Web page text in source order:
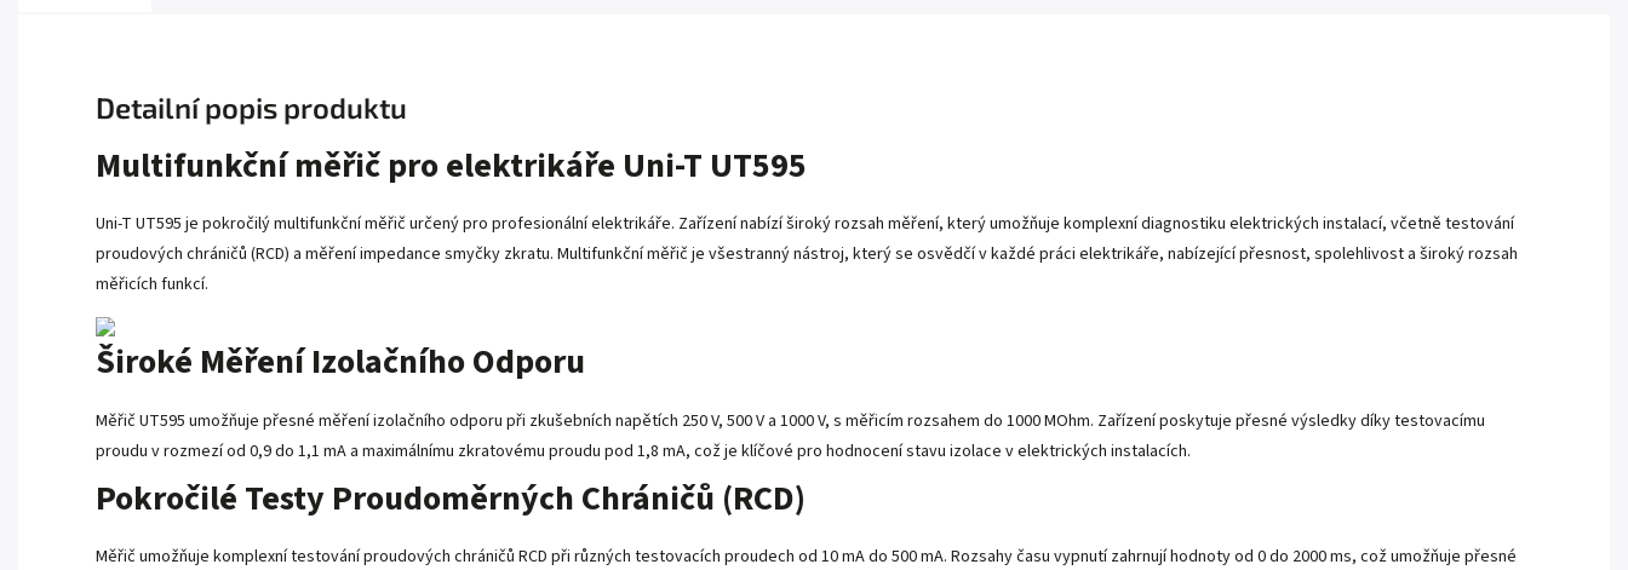
Detailní popis produktu
Multifunkční měřič pro elektrikáře Uni-T UT595
Uni-T UT595 je pokročilý multifunkční měřič určený pro profesionální elektrikáře. Zařízení nabízí široký rozsah měření, který umožňuje komplexní diagnostiku elektrických instalací, včetně testování
proudových chráničů (RCD) a měření impedance smyčky zkratu. Multifunkční měřič je všestranný nástroj, který se osvědčí v každé práci elektrikáře, nabízející přesnost, spolehlivost a široký rozsah
měřicích funkcí.
Široké Měření Izolačního Odporu
Měřič UT595 umožňuje přesné měření izolačního odporu při zkušebních napětích 250 V, 500 V a 1000 V, s měřicím rozsahem do 1000 MOhm. Zařízení poskytuje přesné výsledky díky testovacímu
proudu v rozmezí od 0,9 do 1,1 mA a maximálnímu zkratovému proudu pod 1,8 mA, což je klíčové pro hodnocení stavu izolace v elektrických instalacích.
Pokročilé Testy Proudoměrných Chráničů (RCD)
Měřič umožňuje komplexní testování proudových chráničů RCD při různých testovacích proudech od 10 mA do 500 mA. Rozsahy času vypnutí zahrnují hodnoty od 0 do 2000 ms, což umožňuje přesné